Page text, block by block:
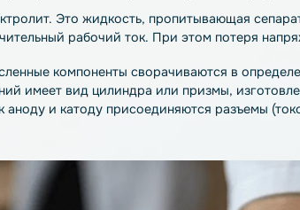
АБ, получаемых по литиевой
катод. Представляет собой алюминиевую
с железом, титаном или другими
Это медная фольга, на которую
одинаков для всех видов литиевых
электролит. Это жидкость,
рабочий ток. При этом